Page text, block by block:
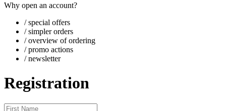
Why open an account?
/ special offers
/ simpler orders
/ overview of ordering
/ promo actions
/ newsletter
Registration